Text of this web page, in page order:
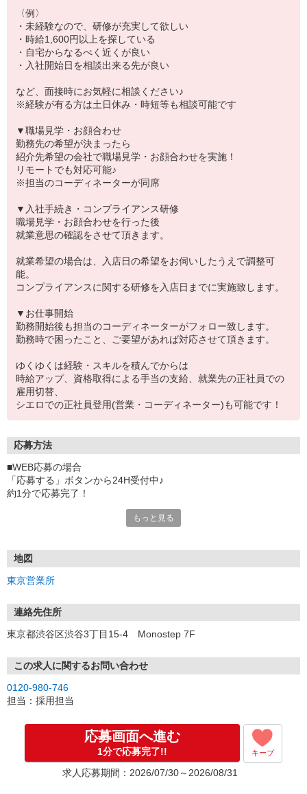
〈例〉
・未経験なので、研修が充実して欲しい
・時給1,600円以上を探している
・自宅からなるべく近くが良い
・入社開始日を相談出来る先が良い
など、面接時にお気軽に相談ください♪
※経験が有る方は土日休み・時短等も相談可能です
▼職場見学・お顔合わせ
勤務先の希望が決まったら
紹介先希望の会社で職場見学・お顔合わせを実施！
リモートでも対応可能♪
※担当のコーディネーターが同席
▼入社手続き・コンプライアンス研修
職場見学・お顔合わせを行った後
就業意思の確認をさせて頂きます。
就業希望の場合は、入店日の希望をお伺いしたうえで調整可
能。
コンプライアンスに関する研修を入店日までに実施致します。
▼お仕事開始
勤務開始後も担当のコーディネーターがフォロー致します。
勤務時で困ったこと、ご要望があれば対応させて頂きます。
ゆくゆくは経験・スキルを積んでからは
時給アップ、資格取得による手当の支給、就業先の正社員での
雇用切替、
シエロでの正社員登用(営業・コーディネーター)も可能です！
応募方法
■WEB応募の場合
「応募する」ボタンから24H受付中♪
約1分で応募完了！
①応募から3営業日を目安に、メールorお電話でご連絡します。
★スマホでWEB面接（LINEなど）・出張面接・事務所面接と選べま
す
③面接実施（履歴書不要）
※ご希望があれば、職場見学の調整もOKです！
お気軽にご応募ください♪
もっと見る
地図
東京営業所
連絡先住所
東京都渋谷区渋谷3丁目15-4 Monostep 7F
この求人に関するお問い合わせ
0120-980-746
担当：採用担当
応募画面へ進む
1分で応募完了!! キープ
求人応募期間：2026/07/30～2026/08/31